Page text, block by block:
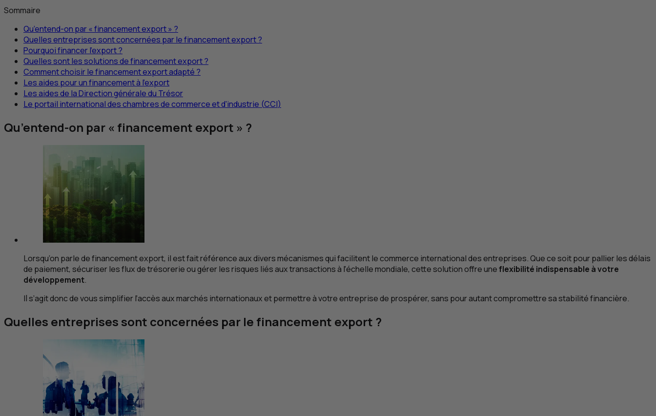
Sommaire
Qu’entend-on par « financement export » ?
Quelles entreprises sont concernées par le financement export ?
Pourquoi financer l’export ?
Quelles sont les solutions de financement export ?
Comment choisir le financement export adapté ?
Les aides pour un financement à l'export
Les aides de la Direction générale du Trésor
Le portail international des chambres de commerce et d'industrie (CCI)
Qu’entend-on par « financement export » ?
Lorsqu’on parle de financement export, il est fait référence aux divers mécanismes qui facilitent le commerce international des entreprises. Que ce soit pour pallier les délais
de paiement, sécuriser les flux de trésorerie ou gérer les risques liés aux transactions à l'échelle mondiale, cette solution offre uneflexibilité indispensable à votre
développement.
Il s’agit donc de vous simplifier l’accès aux marchés internationaux et permettre à votre entreprise de prospérer, sans pour autant compromettre sa stabilité financière.
Quelles entreprises sont concernées par le financement export ?